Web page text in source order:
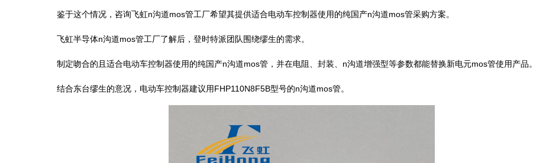
鉴于这个情况，咨询飞虹n沟道mos管工厂希望其提供适合电动车控制器使用的纯国产n沟道mos管采购方案。
飞虹半导体n沟道mos管工厂了解后，登时特派团队围绕缪生的需求。
制定吻合的且适合电动车控制器使用的纯国产n沟道mos管，并在电阻、封装、n沟道增强型等参数都能替换新电元mos管使用产品。
结合东台缪生的意况，电动车控制器建议用FHP110N8F5B型号的n沟道mos管。